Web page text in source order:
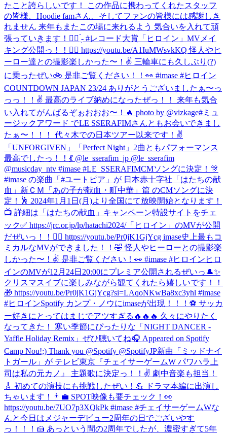
たこと誇らしいです！ この作品に携わってくれたスタッフ
の皆様、Hoodie famさん、そしてファンの皆様には感謝しき
れません 来年もまたこの場に来れるよう 気合いを入れて頑
張っていきます！✊🏻 ̖́- #レコード大賞 「ヒロイン」MVメイ
キング公開っ！！🦸‍♀️ https://youtu.be/A1IuMWsvkKQ 怪人やヒ
ーロー達との撮影楽しかった〜！✌️ 三輪車にも久しぶり(?)
に乗ったぜい🚲 是非ご覧ください！！👀 #imase #ヒロイン
COUNTDOWN JAPAN 23/24 ありがとうございましたぁ〜っ
っっ！！✌️ 最高のライブ納めになったぜっ！！ 来年も気合
い入れてがんばるぞぉおおお〜！🔥 photo by @vizkage#ミュ
ージックアワード でLE SSERAFIMさんともお会いできまし
たぁ〜！！！ 代々木での日本ツアー以来です！✌️
「UNFORGIVEN」「Perfect Night」2曲ともパフォーマンス
最高でしたっ！！💃 @le_sserafim_jp @le_sserafim
@musicday_ntv #imase #LE_SSERAFIMCMソングに決定！🎊
#imase の楽曲「#ユートピア」が 日本赤十字社「はたちの献
血」新ＣＭ「あの子が献血・町中華」篇 のCMソングに決
定！🕺 2024年1月1日(月)より全国にて放映開始となります！
📺 詳細は「はたちの献血」キャンペーン特設サイトをチェ
ック✅ https://jrc.or.jp/lp/hatachi2024/「ヒロイン」のMVが公開
だぜいっ！！🦸‍♀️ https://youtu.be/Pr0jK1GjYcg imase史上最もコ
ミカルなMVができました！！🤣 怪人やヒーローとの撮影楽
しかった〜！✌️ 是非ご覧ください！👀 #imase #ヒロイン ヒロ
インのMVが12月24日20:00にプレミア公開されるぜいっ🎩✨
クリスマスイブに楽しみながら観てくれたら嬉しいです！！
🎁 https://youtu.be/Pr0jK1GjYcg?si=LAqoNKwBa8xc3yhl #imase
#ヒロインSpotify カンプ・ノウにimaseが出現！！！⚽️ サッカ
ー好きにとってはまじでアツすぎる🔥🔥🔥 久々にやりたく
なってきた！ 寒い季節にぴったりな「NIGHT DANCER -
Yaffle Holiday Remix」ぜひ聴いてね🎧 Appeared on Spotify
Camp Nou!;) Thank you @Spotify @SpotifyJP新曲「ミッドナイ
トガール」が テレビ東京『チェイサーゲームW パワハラ上
司は私の元カノ』 主題歌に決定っ！！✌️ 劇中音楽も担当！
🎸 初めての演技にも挑戦したぜい！💪 ドラマ本編に出演し
ちゃいます！👨‍💼 SPOT映像も要チェック！👀
https://youtu.be/7UO7p3XQkPk #imase #チェイサーゲームWな
んと今日はメジャーデビュー2周年の日でございやす
っ！！！🍰 あっという間の2周年でしたが、濃密すぎて5年